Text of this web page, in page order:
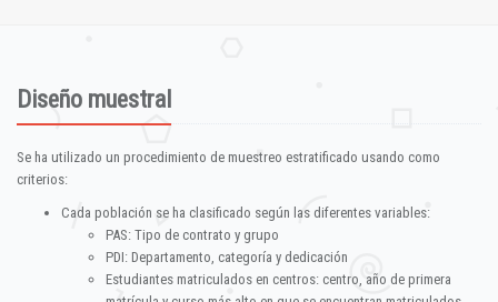
Diseño muestral
Se ha utilizado un procedimiento de muestreo estratificado usando como
criterios:
Cada población se ha clasificado según las diferentes variables:
PAS: Tipo de contrato y grupo
PDI: Departamento, categoría y dedicación
Estudiantes matriculados en centros: centro, año de primera